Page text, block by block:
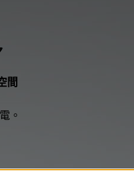
間
。
空間，
充電。